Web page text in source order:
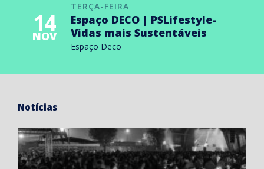
TERÇA-FEIRA
14
NOV
Espaço DECO | PSLifestyle-
Vidas mais Sustentáveis
Espaço Deco
Notícias